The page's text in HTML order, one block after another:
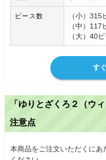
ピース数
（小）315
（中）117
（大）40
す
「ゆりとざくろ２（ウ
注意点
本商品をご注文いただくに